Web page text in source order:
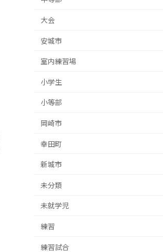
大会
安城市
室内練習場
小学生
小等部
岡崎市
幸田町
新城市
未分類
未就学児
練習
練習試合